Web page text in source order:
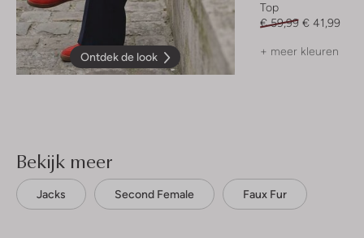
Ontdek de look
Top
€ 59,99 € 41,99
+ meer kleuren
Bekijk meer
Jacks Second Female Faux Fur